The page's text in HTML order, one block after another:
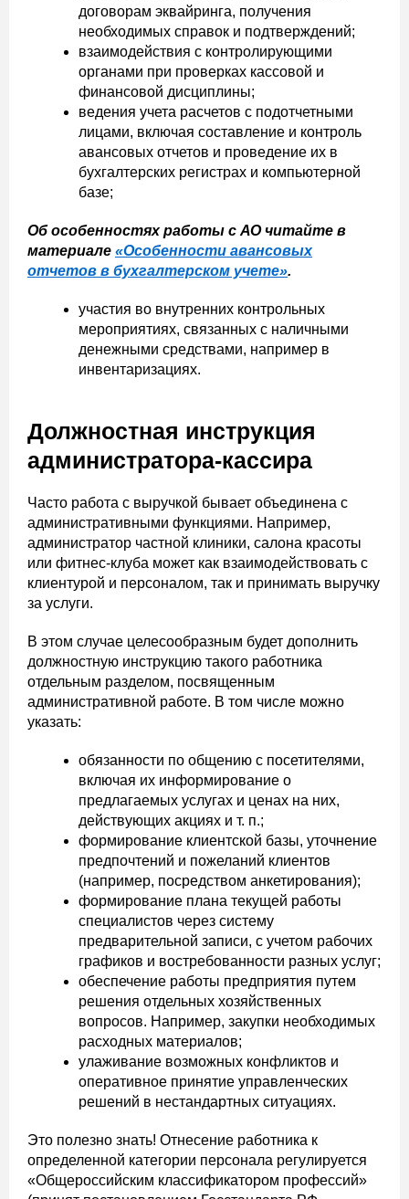
договорам эквайринга, получения
необходимых справок и подтверждений;
взаимодействия с контролирующими
органами при проверках кассовой и
финансовой дисциплины;
ведения учета расчетов с подотчетными
лицами, включая составление и контроль
авансовых отчетов и проведение их в
бухгалтерских регистрах и компьютерной
базе;
Об особенностях работы с АО читайте в
материале «Особенности авансовых
отчетов в бухгалтерском учете».
участия во внутренних контрольных
мероприятиях, связанных с наличными
денежными средствами, например в
инвентаризациях.
Должностная инструкция
администратора-кассира
Часто работа с выручкой бывает объединена с
административными функциями. Например,
администратор частной клиники, салона красоты
или фитнес-клуба может как взаимодействовать с
клиентурой и персоналом, так и принимать выручку
за услуги.
В этом случае целесообразным будет дополнить
должностную инструкцию такого работника
отдельным разделом, посвященным
административной работе. В том числе можно
указать:
обязанности по общению с посетителями,
включая их информирование о
предлагаемых услугах и ценах на них,
действующих акциях и т. п.;
формирование клиентской базы, уточнение
предпочтений и пожеланий клиентов
(например, посредством анкетирования);
формирование плана текущей работы
специалистов через систему
предварительной записи, с учетом рабочих
графиков и востребованности разных услуг;
обеспечение работы предприятия путем
решения отдельных хозяйственных
вопросов. Например, закупки необходимых
расходных материалов;
улаживание возможных конфликтов и
оперативное принятие управленческих
решений в нестандартных ситуациях.
Это полезно знать! Отнесение работника к
определенной категории персонала регулируется
«Общероссийским классификатором профессий»